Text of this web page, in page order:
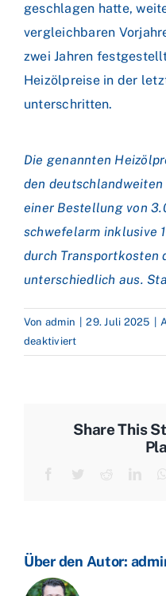
geschlagen hatte,
vergleichbaren
zwei Jahren
Heizölpreise in der
unterschritten.
Die genannten
den
einer Bestellung von
schwefelarm inklusive
durch Transportkosten
unterschiedlich aus.
Von admin 29. Juli 2025
deaktiviertfür
Preisstatistik:
fallen
Share This
Über den Autor: